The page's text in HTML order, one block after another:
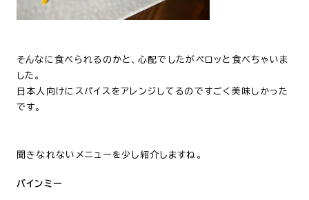
そんなに食べられるのかと、心配でしたがペロッと食べちゃいま
した。
日本人向けにスパイスをアレンジしてるのですごく美味しかった
です。
聞きなれないメニューを少し紹介しますね。
バインミー